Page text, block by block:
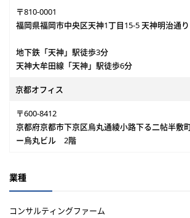
〒810-0001
福岡県福岡市中央区天神1丁目15-5 天神明治通
地下鉄「天神」駅徒歩3分
天神大牟田線「天神」駅徒歩6分
京都オフィス
〒600-8412
京都府京都市下京区烏丸通綾小路下る二帖半
ー烏丸ビル 2階
業種
コンサルティングファーム